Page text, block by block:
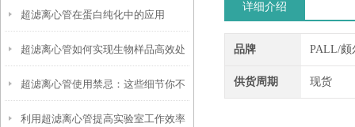
匹配指南
超滤离心管在蛋白纯化中的应用
超滤离心管如何实现生物样品高效处
理
超滤离心管使用禁忌：这些细节你不
能错过
利用超滤离心管提高实验室工作效率
详细介绍
品牌 PALL/颇
供货周期 现货